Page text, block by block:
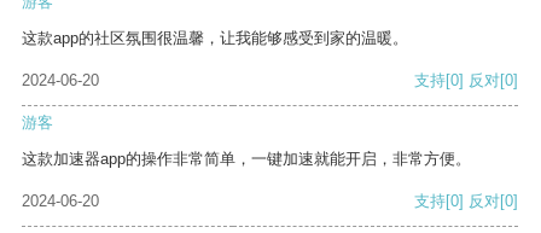
这款app的社区氛围很温馨，让我能够感受到家的温暖。
2024-06-20 支持[0] 反对[0]
游客
这款加速器app的操作非常简单，一键加速就能开启，非常方便。
2024-06-20 支持[0] 反对[0]